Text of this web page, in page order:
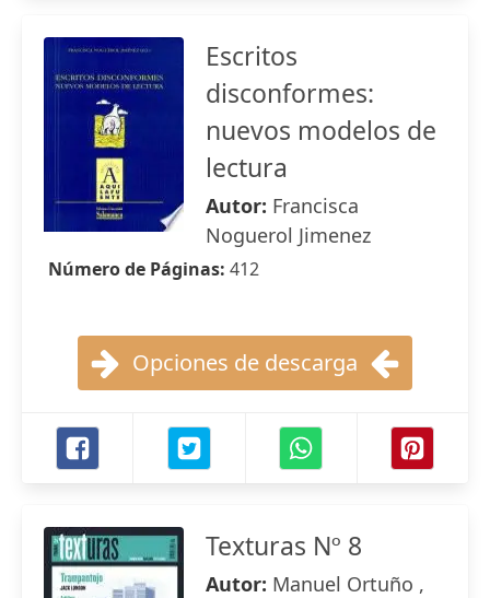
Escritos
disconformes:
nuevos modelos de
lectura
Autor: Francisca
Noguerol Jimenez
Número de Páginas: 412
Opciones de descarga
Texturas Nº 8
Autor: Manuel Ortuño ,